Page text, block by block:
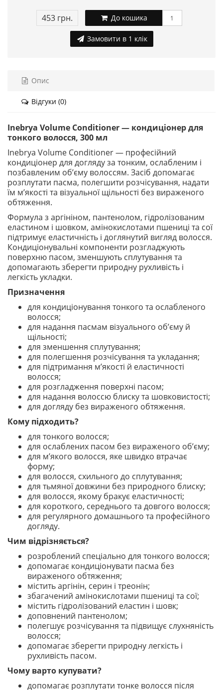
453 грн. До кошика
Замовити в 1 клік
Опис
Відгуки (0)
Inebrya Volume Conditioner — кондиціонер для
тонкого волосся, 300 мл
Inebrya Volume Conditioner — професійний
кондиціонер для догляду за тонким, ослабленим і
позбавленим об’єму волоссям. Засіб допомагає
розплутати пасма, полегшити розчісування, надати
їм м’якості та візуальної щільності без вираженого
обтяження.
Формула з аргініном, пантенолом, гідролізованим
еластином і шовком, амінокислотами пшениці та сої
підтримує еластичність і доглянутий вигляд волосся.
Кондиціонувальні компоненти розгладжують
поверхню пасом, зменшують сплутування та
допомагають зберегти природну рухливість і
легкість укладки.
Призначення
для кондиціонування тонкого та ослабленого
волосся;
для надання пасмам візуального об’єму й
щільності;
для зменшення сплутування;
для полегшення розчісування та укладання;
для підтримання м’якості й еластичності
волосся;
для розгладження поверхні пасом;
для надання волоссю блиску та шовковистості;
для догляду без вираженого обтяження.
Кому підходить?
для тонкого волосся;
для ослаблених пасом без вираженого об’єму;
для м’якого волосся, яке швидко втрачає
форму;
для волосся, схильного до сплутування;
для тьмяної довжини без природного блиску;
для волосся, якому бракує еластичності;
для короткого, середнього та довгого волосся;
для регулярного домашнього та професійного
догляду.
Чим відрізняється?
розроблений спеціально для тонкого волосся;
допомагає кондиціонувати пасма без
вираженого обтяження;
містить аргінін, серин і треонін;
збагачений амінокислотами пшениці та сої;
містить гідролізований еластин і шовк;
доповнений пантенолом;
полегшує розчісування та підвищує слухняність
волосся;
допомагає зберегти природну легкість і
рухливість пасом.
Чому варто купувати?
допомагає розплутати тонке волосся після